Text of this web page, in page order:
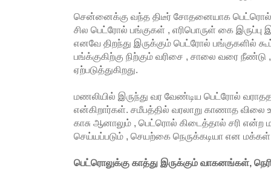
சென்னைக்கு வந்த திடீர் சோதனையாக பெட்ரொல்,
சில பெட்ரோல் பங்குகள் , எரிபொருள் கை
எனவே திறந்து இருக்கும் பெட்ரோல் பங்குகளில்
பங்க்குகிற்கு நிற்கும் வரிசை , சாலை வரை நீண்டு
ஏற்படுத்துகிறது.
மணலியில் இருந்து வர வேண்டிய பெட்ரோல்
என்கிறார்கள். சமீபத்தில் வரலாறு காணாத விலை
காசு ஆனாலும் , பெட்ரொல் கிடைத்தால் சரி என்ற
செய்யப்படும் , செயற்கை நெருக்கடியா என
பெட்ரொலுக்கு காத்து இருக்கும் வாகனங்கள்,